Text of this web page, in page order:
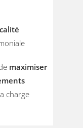
maximiser
charge